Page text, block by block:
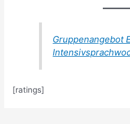
Gruppenangebot
[ratings]